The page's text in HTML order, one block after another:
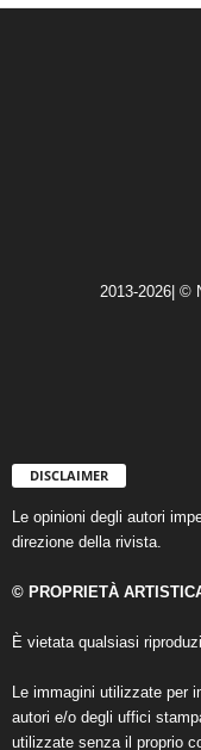
2013-2026| ©
DISCLAIMER
Le opinioni degli autori
direzione della rivista.
© PROPRIETÀ
È vietata qualsiasi
Le immagini utilizzate per
autori e/o degli uffici
utilizzate senza il proprio